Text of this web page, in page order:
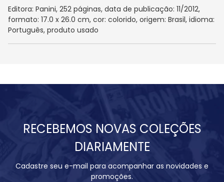
Editora: Panini, 252 páginas, data de publicação: 11/2012,
formato: 17.0 x 26.0 cm, cor: colorido, origem: Brasil, idioma:
Português, produto usado
RECEBEMOS NOVAS COLEÇÕES
DIARIAMENTE
Cadastre seu e-mail para acompanhar as novidades e
promoções.